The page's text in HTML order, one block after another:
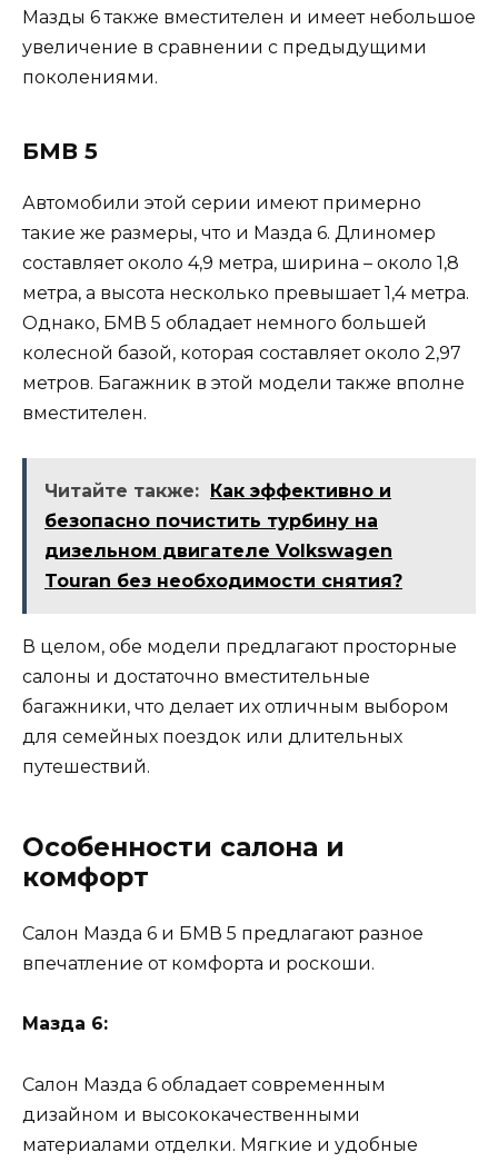
Мазды 6 также вместителен и имеет небольшое
увеличение в сравнении с предыдущими
поколениями.
БМВ 5
Автомобили этой серии имеют примерно
такие же размеры, что и Мазда 6. Длиномер
составляет около 4,9 метра, ширина – около 1,8
метра, а высота несколько превышает 1,4 метра.
Однако, БМВ 5 обладает немного большей
колесной базой, которая составляет около 2,97
метров. Багажник в этой модели также вполне
вместителен.
Читайте также:
Как эффективно и
безопасно почистить турбину на
дизельном двигателе Volkswagen
Touran без необходимости снятия?
В целом, обе модели предлагают просторные
салоны и достаточно вместительные
багажники, что делает их отличным выбором
для семейных поездок или длительных
путешествий.
Особенности салона и
комфорт
Салон Мазда 6 и БМВ 5 предлагают разное
впечатление от комфорта и роскоши.
Мазда 6:
Салон Мазда 6 обладает современным
дизайном и высококачественными
материалами отделки. Мягкие и удобные